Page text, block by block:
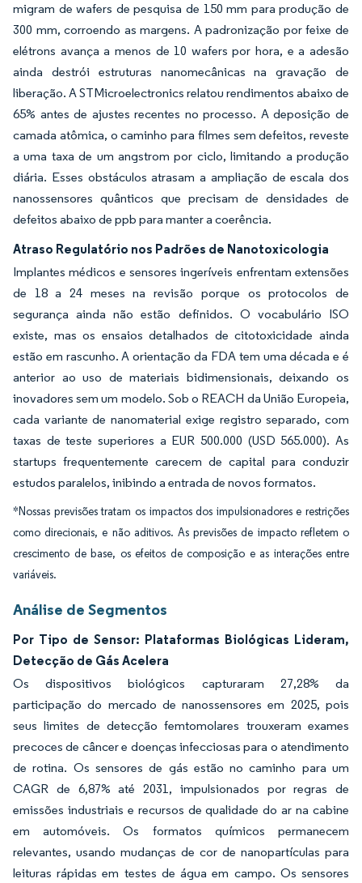
migram de wafers de pesquisa de 150 mm para produção de
300 mm, corroendo as margens. A padronização por feixe de
elétrons avança a menos de 10 wafers por hora, e a adesão
ainda destrói estruturas nanomecânicas na gravação de
liberação. A STMicroelectronics relatou rendimentos abaixo de
65% antes de ajustes recentes no processo. A deposição de
camada atômica, o caminho para filmes sem defeitos, reveste
a uma taxa de um angstrom por ciclo, limitando a produção
diária. Esses obstáculos atrasam a ampliação de escala dos
nanossensores quânticos que precisam de densidades de
defeitos abaixo de ppb para manter a coerência.
Atraso Regulatório nos Padrões de Nanotoxicologia
Implantes médicos e sensores ingeríveis enfrentam extensões
de 18 a 24 meses na revisão porque os protocolos de
segurança ainda não estão definidos. O vocabulário ISO
existe, mas os ensaios detalhados de citotoxicidade ainda
estão em rascunho. A orientação da FDA tem uma década e é
anterior ao uso de materiais bidimensionais, deixando os
inovadores sem um modelo. Sob o REACH da União Europeia,
cada variante de nanomaterial exige registro separado, com
taxas de teste superiores a EUR 500.000 (USD 565.000). As
startups frequentemente carecem de capital para conduzir
estudos paralelos, inibindo a entrada de novos formatos.
*Nossas previsões tratam os impactos dos impulsionadores e restrições
como direcionais, e não aditivos. As previsões de impacto refletem o
crescimento de base, os efeitos de composição e as interações entre
variáveis.
Análise de Segmentos
Por Tipo de Sensor: Plataformas Biológicas Lideram,
Detecção de Gás Acelera
Os dispositivos biológicos capturaram 27,28% da
participação do mercado de nanossensores em 2025, pois
seus limites de detecção femtomolares trouxeram exames
precoces de câncer e doenças infecciosas para o atendimento
de rotina. Os sensores de gás estão no caminho para um
CAGR de 6,87% até 2031, impulsionados por regras de
emissões industriais e recursos de qualidade do ar na cabine
em automóveis. Os formatos químicos permanecem
relevantes, usando mudanças de cor de nanopartículas para
leituras rápidas em testes de água em campo. Os sensores